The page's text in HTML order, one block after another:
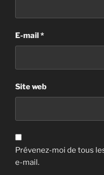
E-mail*
Site web
Prévenez-moi de tous
e-mail.